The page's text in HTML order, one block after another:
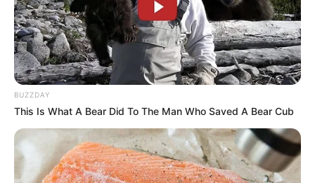
ΤΑΥΤΟΤΗΤΑ ΚΑΙ ΕΠΙΚΟΙΝΩΝΙΑ ΟΡΟΙ ΧΡΗΣΗΣ
© 2025 EVIANEWS του Γιώργου Κουτσελίνη
BUZZDAY
This Is What A Bear Did To The Man Who Saved A Bear Cub